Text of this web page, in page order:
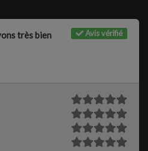
Avis vérifié
très bien